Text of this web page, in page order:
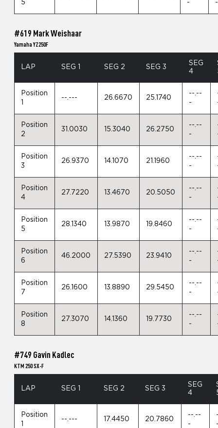
5
-
-
#619 Mark Weishaar
Yamaha YZ250F
LAP SEG 1 SEG 2 SEG 3
SEG
4
Position
--.--- 26.6670 25.1740
--.--
-
Position
2
31.0030 15.3040 26.2750
--.--
-
Position
3
26.9370 14.1070 21.1960
--.--
-
Position
4
27.7220 13.4670 20.5050
--.--
-
Position
5
28.1340 13.9870 19.8460
--.--
-
Position
6
46.2000 27.5390 23.9410
--.--
-
Position
7
26.1600 13.8890 29.5450
--.--
-
Position
8
27.3070 14.1360 19.7730
--.--
-
#749 Gavin Kadlec
KTM 250 SX-F
LAP SEG 1 SEG 2 SEG 3
SEG
4
Position
1
--.--- 17.4450 20.7860
--.--
-